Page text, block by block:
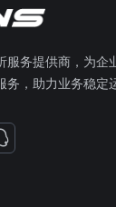
务提供商，为企
，助力业务稳定